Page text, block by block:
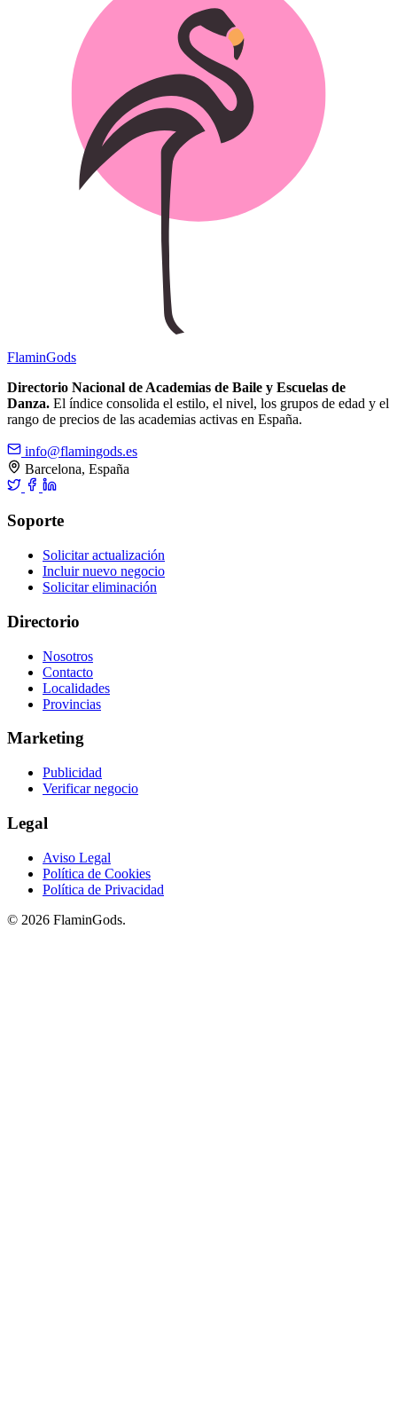
FlaminGods
Directorio Nacional de Academias de Baile y Escuelas de
Danza. El índice consolida el estilo, el nivel, los grupos de edad y el
rango de precios de las academias activas en España.
info@flamingods.es
Barcelona, España
Soporte
Solicitar actualización
Incluir nuevo negocio
Solicitar eliminación
Directorio
Nosotros
Contacto
Localidades
Provincias
Marketing
Publicidad
Verificar negocio
Legal
Aviso Legal
Política de Cookies
Política de Privacidad
© 2026 FlaminGods.